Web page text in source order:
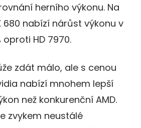
herního výkonu. Na
680 nabízí nárůst výkonu v
oproti HD 7970.
zdát málo, ale s cenou
nabízí mnohem lepší
než konkurenční AMD.
zvykem neustálé